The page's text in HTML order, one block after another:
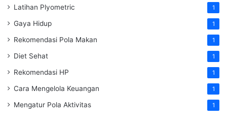
Latihan Plyometric 1
Gaya Hidup 1
Rekomendasi Pola Makan 1
Diet Sehat 1
Rekomendasi HP 1
Cara Mengelola Keuangan 1
Mengatur Pola Aktivitas 1